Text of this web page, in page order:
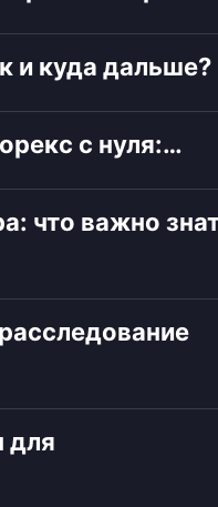
и куда дальше?
с нуля:…
что важно
для